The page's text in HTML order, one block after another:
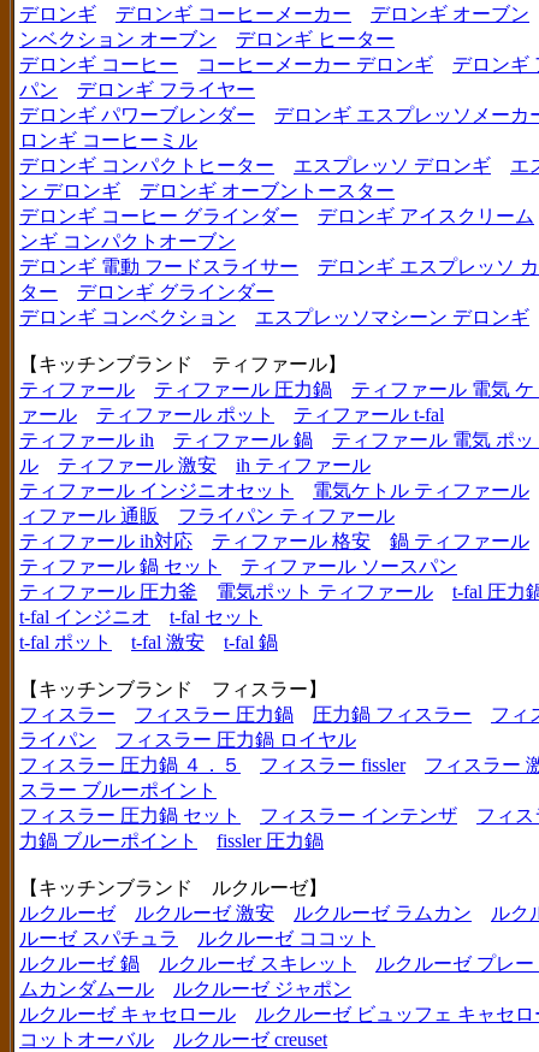
デロンギ
デロンギ コーヒーメーカー
デロンギ オーブン
ンベクション オーブン
デロンギ ヒーター
デロンギ コーヒー
コーヒーメーカー デロンギ
デロンギ
パン
デロンギ フライヤー
デロンギ パワーブレンダー
デロンギ エスプレッソメーカ
ロンギ コーヒーミル
デロンギ コンパクトヒーター
エスプレッソ デロンギ
エ
ン デロンギ
デロンギ オーブントースター
デロンギ コーヒー グラインダー
デロンギ アイスクリーム
ンギ コンパクトオーブン
デロンギ 電動 フードスライサー
デロンギ エスプレッソ
ター
デロンギ グラインダー
デロンギ コンベクション
エスプレッソマシーン デロンギ
【キッチンブランド ティファール】
ティファール
ティファール 圧力鍋
ティファール 電気 ケ
ァール
ティファール ポット
ティファール t-fal
ティファール ih
ティファール 鍋
ティファール 電気 ポッ
ル
ティファール 激安
ih ティファール
ティファール インジニオセット
電気ケトル ティファール
ィファール 通販
フライパン ティファール
ティファール ih対応
ティファール 格安
鍋 ティファール
ティファール 鍋 セット
ティファール ソースパン
ティファール 圧力釜
電気ポット ティファール
t-fal 圧力
t-fal インジニオ
t-fal セット
t-fal ポット
t-fal 激安 t-fal 鍋
【キッチンブランド フィスラー】
フィスラー
フィスラー 圧力鍋 圧力鍋 フィスラー
フィ
ライパン
フィスラー 圧力鍋 ロイヤル
フィスラー 圧力鍋 ４．５
フィスラー fissler
フィスラー
スラー ブルーポイント
フィスラー 圧力鍋 セット
フィスラー インテンザ
フィ
力鍋 ブルーポイント
fissler 圧力鍋
【キッチンブランド ルクルーゼ】
ルクルーゼ
ルクルーゼ 激安 ルクルーゼ ラムカン
ルク
ルーゼ スパチュラ
ルクルーゼ ココット
ルクルーゼ 鍋
ルクルーゼ スキレット
ルクルーゼ プレ
ムカンダムール
ルクルーゼ ジャポン
ルクルーゼ キャセロール
ルクルーゼ ビュッフェ キャセロ
コットオーバル
ルクルーゼ creuset